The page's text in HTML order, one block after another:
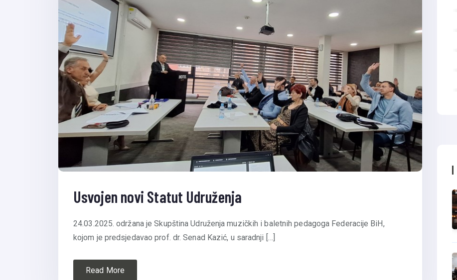
Usvojen novi Statut Udruženja
24.03.2025. održana je Skupština Udruženja muzičkih i baletnih pedagoga Federacije BiH,
kojom je predsjedavao prof. dr. Senad Kazić, u saradnji […]
Read More